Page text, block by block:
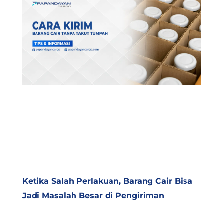
Ketika Salah Perlakuan, Barang Cair Bisa
Jadi Masalah Besar di Pengiriman